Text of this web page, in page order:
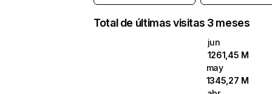
Total de últimas visitas 3 meses
jun
1261,45 M
may
1345,27 M